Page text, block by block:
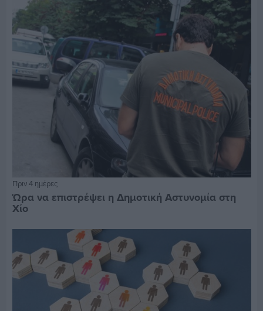
Πριν 4 ημέρες
Ώρα να επιστρέψει η Δημοτική Αστυνομία στη
Χίο